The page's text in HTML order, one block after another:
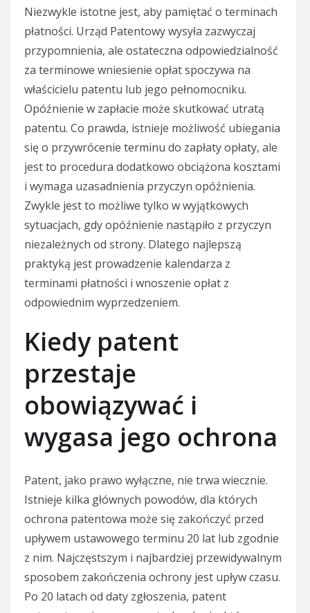
Niezwykle istotne jest, aby pamiętać o terminach
płatności. Urząd Patentowy wysyła zazwyczaj
przypomnienia, ale ostateczna odpowiedzialność
za terminowe wniesienie opłat spoczywa na
właścicielu patentu lub jego pełnomocniku.
Opóźnienie w zapłacie może skutkować utratą
patentu. Co prawda, istnieje możliwość ubiegania
się o przywrócenie terminu do zapłaty opłaty, ale
jest to procedura dodatkowo obciążona kosztami
i wymaga uzasadnienia przyczyn opóźnienia.
Zwykle jest to możliwe tylko w wyjątkowych
sytuacjach, gdy opóźnienie nastąpiło z przyczyn
niezależnych od strony. Dlatego najlepszą
praktyką jest prowadzenie kalendarza z
terminami płatności i wnoszenie opłat z
odpowiednim wyprzedzeniem.
Kiedy patent
przestaje
obowiązywać i
wygasa jego ochrona
Patent, jako prawo wyłączne, nie trwa wiecznie.
Istnieje kilka głównych powodów, dla których
ochrona patentowa może się zakończyć przed
upływem ustawowego terminu 20 lat lub zgodnie
z nim. Najczęstszym i najbardziej przewidywalnym
sposobem zakończenia ochrony jest upływ czasu.
Po 20 latach od daty zgłoszenia, patent